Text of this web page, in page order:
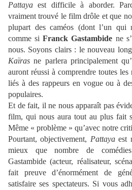
Pattaya est difficile à aborder.
vraiment trouvé le film drôle et que
plupart des caméos (dont l’un qui
comme siFranck Gastambide ne
nous. Soyons clairs : le nouveau
Kaïras ne parlera principalement
auront réussi à comprendre toutes
liés à des rappeurs en vogue ou à
populaires.
Et de fait, il ne nous apparaît pas
film, qui nous aura tout au plus fait
Même « problème » qu’avec notre
Pourtant, objectivement, Pattayaest
mieux que nombre de
Gastambide (acteur, réalisateur,
fait preuve d’énormément de
satisfaire ses spectateurs. Si vous